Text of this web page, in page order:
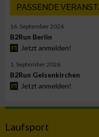
PASSENDE
16. September 2026
B2Run Berlin
Jetzt anmelden!
1. September 2026
B2Run Gelsenkirchen
Jetzt anmelden!
Laufsport
Funktional